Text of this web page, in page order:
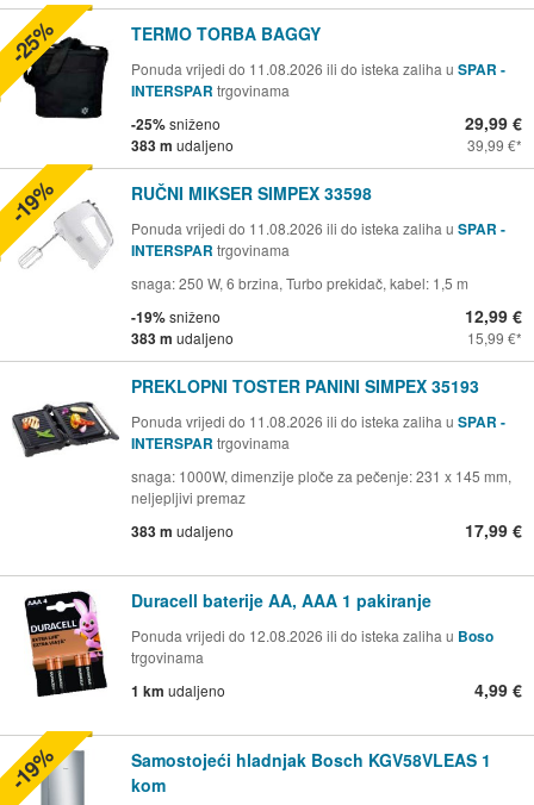
TERMO TORBA BAGGY
Ponuda vrijedi do 11.08.2026 ili do isteka zaliha u SPAR -
INTERSPAR trgovinama
-25%sniženo
383 m udaljeno
29,99 €
39,99 €
-25%
RUČNI MIKSER SIMPEX 33598
Ponuda vrijedi do 11.08.2026 ili do isteka zaliha u SPAR -
INTERSPAR trgovinama
snaga: 250 W, 6 brzina, Turbo prekidač, kabel: 1,5 m
-19%sniženo
383 m udaljeno
12,99 €
15,99 €
-19%
PREKLOPNI TOSTER PANINI SIMPEX 35193
Ponuda vrijedi do 11.08.2026 ili do isteka zaliha u SPAR -
INTERSPAR trgovinama
snaga: 1000W, dimenzije ploče za pečenje: 231 x 145 mm,
neljepljivi premaz
383 m udaljeno 17,99 €
Duracell baterije AA, AAA 1 pakiranje
Ponuda vrijedi do 12.08.2026 ili do isteka zaliha u Boso
trgovinama
1 km udaljeno 4,99 €
Samostojeći hladnjak Bosch KGV58VLEAS 1
kom
-19%